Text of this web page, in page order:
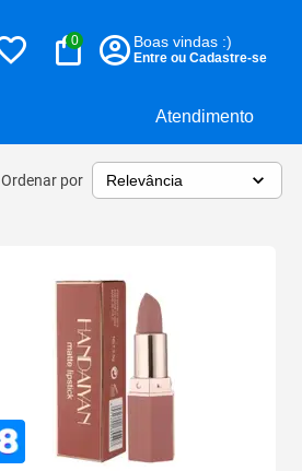
Atendimento
0 Boas vindas :)
Entre ou Cadastre-se
Ordenar por